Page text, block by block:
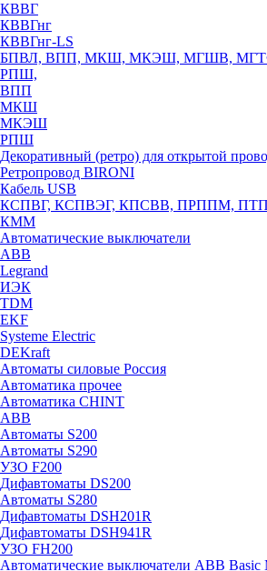
КВВГ
КВВГнг
КВВГнг-LS
БПВЛ, ВПП, МКШ, МКЭШ, МГШВ,
РПШ,
ВПП
МКШ
МКЭШ
РПШ
Декоративный (ретро) для открытой
Ретропровод BIRONI
Кабель USB
КСПВГ, КСПВЭГ, КПСВВ, ПРППМ,
КММ
Автоматические выключатели
ABB
Legrand
ИЭК
TDM
EKF
Systeme Electric
DEKraft
Автоматы силовые Россия
Автоматика прочее
Автоматика CHINT
ABB
Автоматы S200
Автоматы S290
УЗО F200
Дифавтоматы DS200
Автоматы S280
Дифавтоматы DSH201R
Дифавтоматы DSH941R
УЗО FH200
Автоматические выключатели ABB Basic